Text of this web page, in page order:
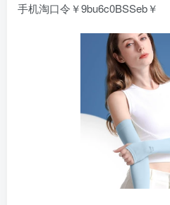
手机淘口令￥9bu6c0BSSeb￥